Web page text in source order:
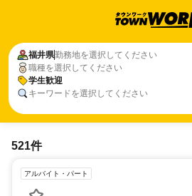
福井県勤務地を選択してください
職種を選択してください
学生歓迎
キーワードを選択してください
521件
アルバイト・パート